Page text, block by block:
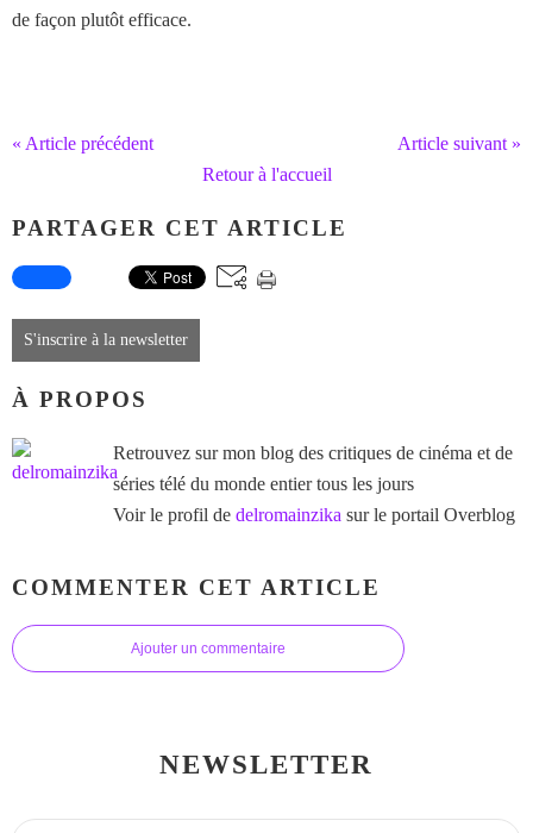
de façon plutôt efficace.
« Article précédent
Article suivant »
Retour à l'accueil
PARTAGER CET ARTICLE
S'inscrire à la newsletter
À PROPOS
Retrouvez sur mon blog des critiques de cinéma et de
séries télé du monde entier tous les jours
Voir le profil de delromainzika sur le portail Overblog
COMMENTER CET ARTICLE
Ajouter un commentaire
NEWSLETTER